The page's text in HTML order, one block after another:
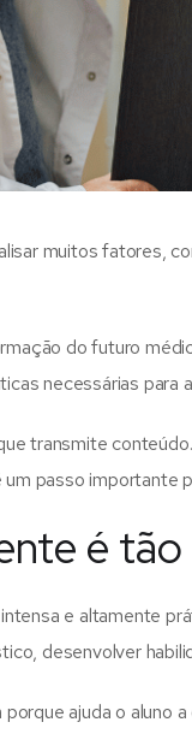
muitos fatores,
do futuro
necessárias para
transmite
passo importante
é
e altamente
desenvolver
ajuda o